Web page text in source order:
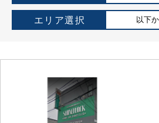
エリア選択 以下